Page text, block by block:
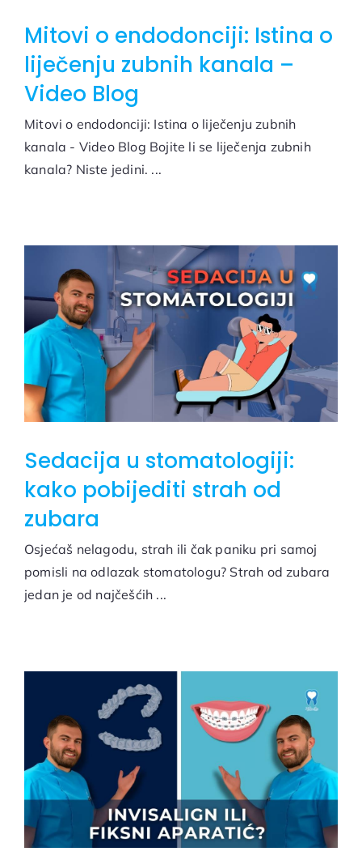
Mitovi o endodonciji: Istina o
liječenju zubnih kanala –
Video Blog
Mitovi o endodonciji: Istina o liječenju zubnih
kanala - Video Blog Bojite li se liječenja zubnih
kanala? Niste jedini. ...
Sedacija u stomatologiji:
kako pobijediti strah od
zubara
Osjećaš nelagodu, strah ili čak paniku pri samoj
pomisli na odlazak stomatologu? Strah od zubara
jedan je od najčešćih ...